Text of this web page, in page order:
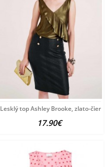
Lesklý top Ashley Brooke, zlato-čierna
17.90€